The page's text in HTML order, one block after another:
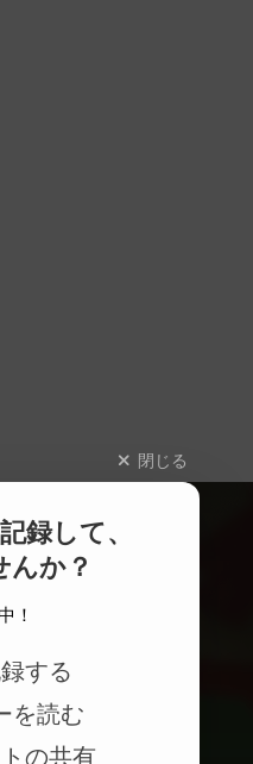
閉じる
録して、
んか？
！
する
を読む
の共有
荷情報